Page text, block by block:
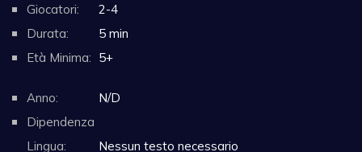
Giocatori:
2-4
Durata:
5 min
Età Minima: 5+
Anno:
N/D
Dipendenza
Lingua:
Nessun testo necessario